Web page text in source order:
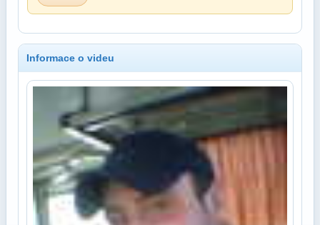
Informace o videu